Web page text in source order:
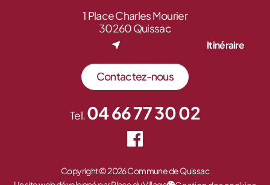
1 Place Charles Mourier
30260 Quissac
Itinéraire
Contactez-nous
Tel.04 66 77 30 02
Copyright © 2026 Commune de Quissac